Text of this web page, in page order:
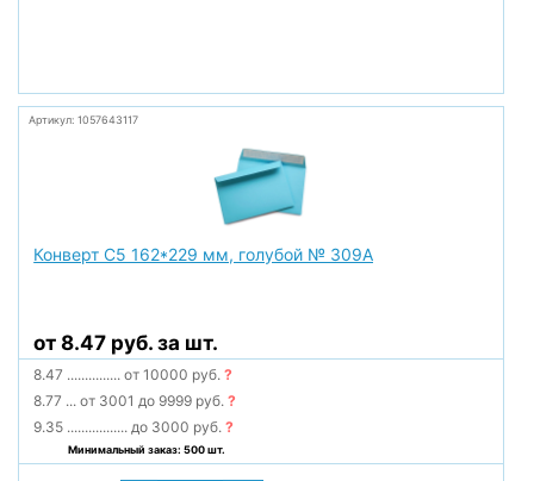
Артикул: 1057643117
Конверт С5 162*229 мм, голубой № 309А
от 8.47 руб. за шт.
8.47 ............... от 10000 руб.?
8.77 ... от 3001 до 9999 руб.?
9.35 ................. до 3000 руб.?
Минимальный заказ: 500 шт.